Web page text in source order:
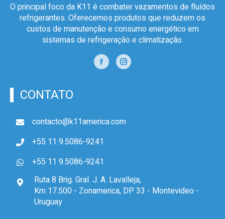
O principal foco da K11 é combater vazamentos de fluídos
refrigerantes. Oferecemos produtos que reduzem os
custos de manutenção e consumo energético em
sistemas de refrigeração e climatização.
CONTATO
contacto@k11america.com
+55 11 9.5086-9241
+55 11 9.5086-9241
Ruta 8 Brig. Gral. J. A. Lavalleja,
Km 17.500 - Zonamerica, DP 33 - Montevideo -
Uruguay